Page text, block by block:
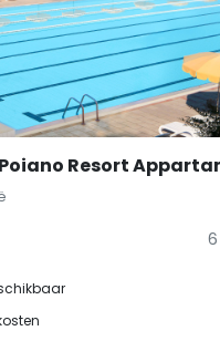
Resort